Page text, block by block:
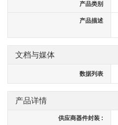
产品类别
产品描述
文档与媒体
数据列表
产品详情
供应商器件封装 :